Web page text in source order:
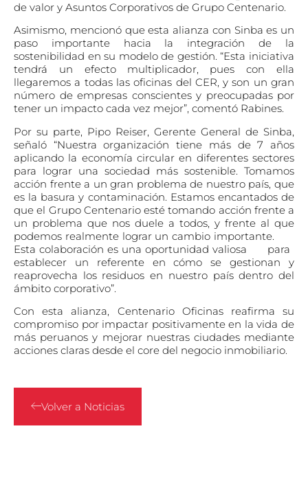
de valor y Asuntos Corporativos de Grupo Centenario.
Asimismo, mencionó que esta alianza con Sinba es un
paso importante hacia la integración de la
sostenibilidad en su modelo de gestión. “Esta iniciativa
tendrá un efecto multiplicador, pues con ella
llegaremos a todas las oficinas del CER, y son un gran
número de empresas conscientes y preocupadas por
tener un impacto cada vez mejor”, comentó Rabines.
Por su parte, Pipo Reiser, Gerente General de Sinba,
señaló “Nuestra organización tiene más de 7 años
aplicando la economía circular en diferentes sectores
para lograr una sociedad más sostenible. Tomamos
acción frente a un gran problema de nuestro país, que
es la basura y contaminación. Estamos encantados de
que el Grupo Centenario esté tomando acción frente a
un problema que nos duele a todos, y frente al que
podemos realmente lograr un cambio importante.
Esta colaboración es una oportunidad valiosa
para
establecer un referente en cómo se gestionan y
reaprovecha los residuos en nuestro país dentro del
ámbito corporativo”.
Con esta alianza, Centenario Oficinas reafirma su
compromiso por impactar positivamente en la vida de
más peruanos y mejorar nuestras ciudades mediante
acciones claras desde el core del negocio inmobiliario.
Volver a Noticias